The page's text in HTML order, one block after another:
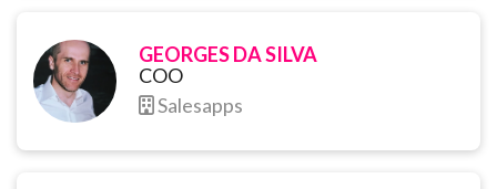
GEORGES DA SILVA
COO
Salesapps